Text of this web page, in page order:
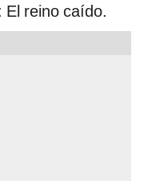
El reino caído.